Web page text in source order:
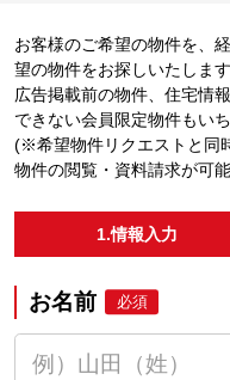
お客様のご希望の物件を、
望の物件をお探しいたします
広告掲載前の物件、住宅情
できない会員限定物件もい
(※希望物件リクエストと同
物件の閲覧・資料請求が可
1.情報入力
お名前 必須